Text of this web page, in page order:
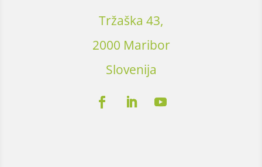
Tržaška 43,
2000 Maribor
Slovenija